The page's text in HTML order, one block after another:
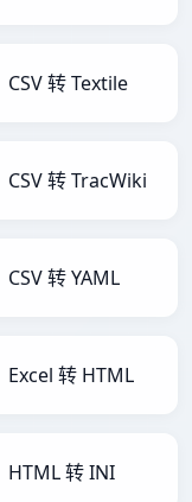
CSV 转 Textile
CSV 转 TracWiki
CSV 转 YAML
Excel 转 HTML
HTML 转 INI